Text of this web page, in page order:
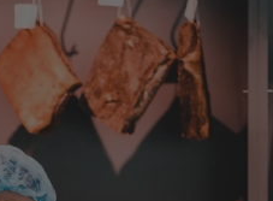
8.8.2026